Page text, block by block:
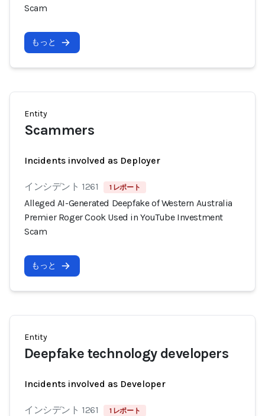
Scam
もっと
Entity
Scammers
Incidents involved as Deployer
インシデント 1261 1 レポート
Alleged AI-Generated Deepfake of Western Australia
Premier Roger Cook Used in YouTube Investment
Scam
もっと
Entity
Deepfake technology developers
Incidents involved as Developer
インシデント 1261 1 レポート